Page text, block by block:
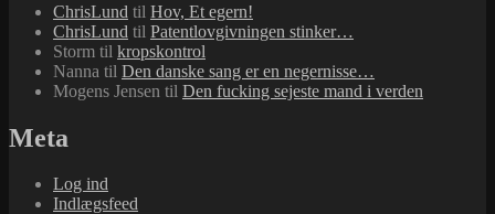
ChrisLund til Hov, Et egern!
ChrisLund til Patentlovgivningen stinker…
Storm til kropskontrol
Nanna til Den danske sang er en negernisse…
Mogens Jensen til Den fucking sejeste mand i verden
Meta
Log ind
Indlægsfeed